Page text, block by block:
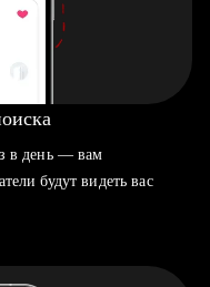
в день — вам
будут видеть вас